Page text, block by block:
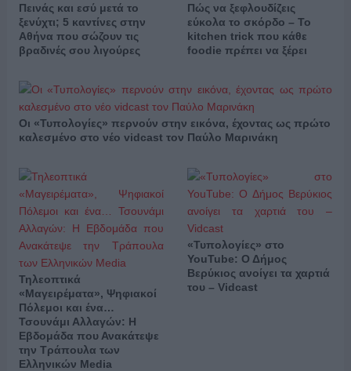
Πεινάς και εσύ μετά το
ξενύχτι; 5 καντίνες στην
Αθήνα που σώζουν τις
βραδινές σου λιγούρες
Πώς να ξεφλουδίζεις
εύκολα το σκόρδο – Το
kitchen trick που κάθε
foodie πρέπει να ξέρει
Οι «Τυπολογίες» περνούν στην εικόνα, έχοντας ως πρώτο
καλεσμένο στο νέο vidcast τον Παύλο Μαρινάκη
Τηλεοπτικά
«Μαγειρέματα», Ψηφιακοί
Πόλεμοι και ένα…
Τσουνάμι Αλλαγών: Η
Εβδομάδα που Ανακάτεψε
την Τράπουλα των
Ελληνικών Media
«Τυπολογίες» στο
YouTube: Ο Δήμος
Βερύκιος ανοίγει τα χαρτιά
του – Vidcast